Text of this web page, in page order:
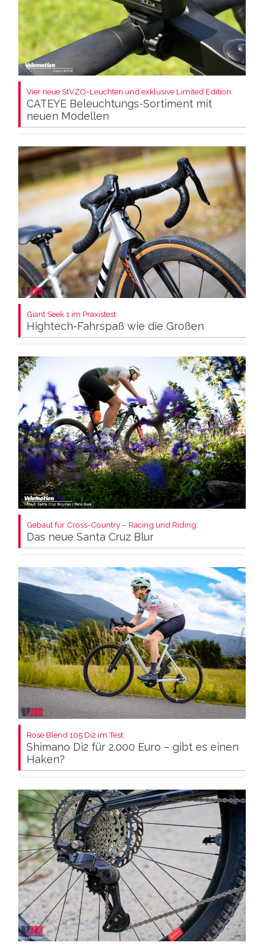
Vier neue StVZO-Leuchten und exklusive Limited Edition:
CATEYE Beleuchtungs-Sortiment mit
neuen Modellen
Giant Seek 1 im Praxistest:
Hightech-Fahrspaß wie die Großen
Gebaut für Cross-Country – Racing und Riding:
Das neue Santa Cruz Blur
Rose Blend 105 Di2 im Test:
Shimano Di2 für 2.000 Euro – gibt es einen
Haken?